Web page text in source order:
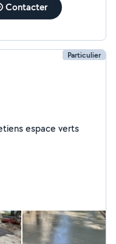
Contacter
Particulier